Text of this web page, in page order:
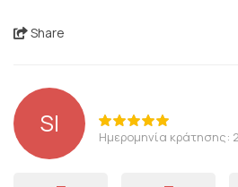
Share
SI Ημερομηνία κράτησης: